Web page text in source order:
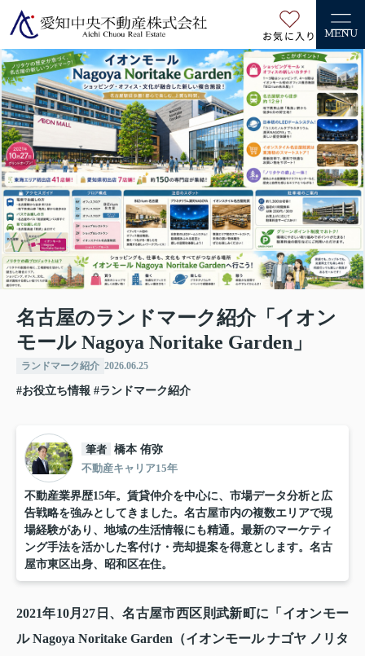
お気に入り MENU
名古屋のランドマーク紹介「イオン
モール Nagoya Noritake Garden」
ランドマーク紹介 2026.06.25
#お役立ち情報 #ランドマーク紹介
筆者 橋本 侑弥
不動産キャリア15年
不動産業界歴15年。賃貸仲介を中心に、市場データ分析と広
告戦略を強みとしてきました。名古屋市内の複数エリアで現
場経験があり、地域の生活情報にも精通。最新のマーケティ
ング手法を活かした客付け・売却提案を得意とします。名古
屋市東区出身、昭和区在住。
2021年10月27日、名古屋市西区則武新町に「イオンモー
ル Nagoya Noritake Garden（イオンモール ナゴヤ ノリタ